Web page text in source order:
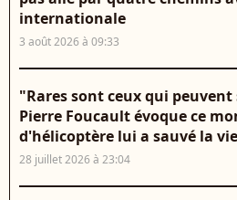
internationale
3 août 2026 à 09:33
"Rares sont ceux qui
Pierre Foucault évoque ce
d'hélicoptère lui a sauvé la vie
28 juillet 2026 à 23:04